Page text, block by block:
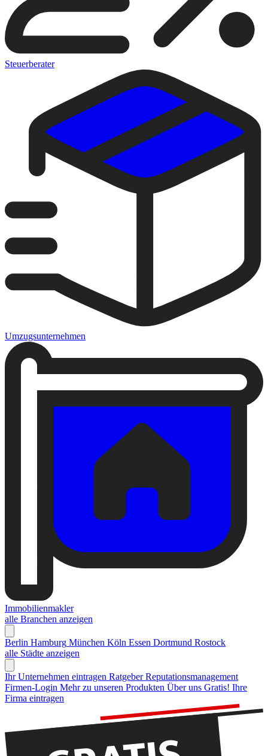
Steuerberater
Umzugsunternehmen
Immobilienmakler
alle Branchen anzeigen
Berlin Hamburg München Köln Essen Dortmund Rostock
alle Städte anzeigen
Ihr Unternehmen eintragen Ratgeber Reputationsmanagement
Firmen-Login Mehr zu unseren Produkten Über uns Gratis! Ihre
Firma eintragen